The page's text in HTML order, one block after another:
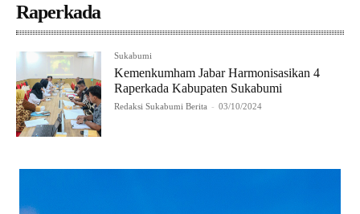
Raperkada
Sukabumi
Kemenkumham Jabar Harmonisasikan 4
Raperkada Kabupaten Sukabumi
Redaksi Sukabumi Berita - 03/10/2024